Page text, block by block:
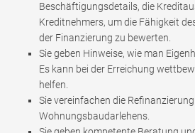
Beschäftigungsdetails, die
Kreditnehmers, um die Fähigkeit
der Finanzierung zu bewerten.
Sie geben Hinweise, wie man
Es kann bei der Erreichung
helfen.
Sie vereinfachen die
Wohnungsbaudarlehens.